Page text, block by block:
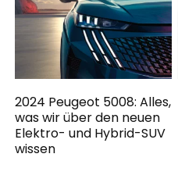
2024 Peugeot 5008: Alles,
was wir über den neuen
Elektro- und Hybrid-SUV
wissen